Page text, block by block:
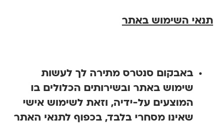
השימוש באתר
באבקום סנטרס מתירה לך לעשות
שימוש באתר ובשירותים הכלולים בו
המוצעים על-ידיה, וזאת לשימוש אישי
שאינו מסחרי בלבד, בכפוף לתנאי האתר